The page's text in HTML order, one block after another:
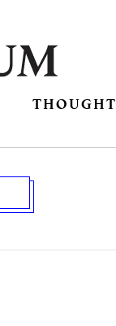
THOUGHT